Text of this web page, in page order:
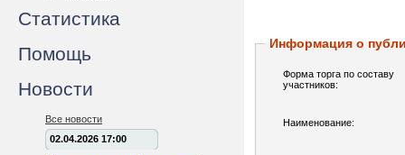
Статистика
Помощь
Новости
Все новости
02.04.2026 17:00
Информация о
Форма торга по составу
участников:
Наименование: